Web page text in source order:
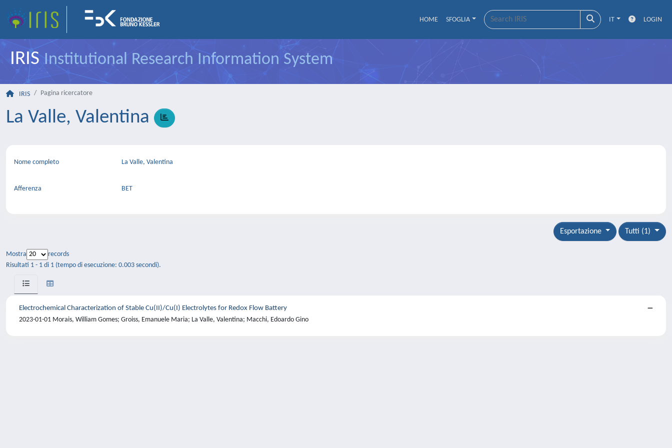
HOME SFOGLIA IT LOGIN
IRISInstitutional Research Information System
IRIS Pagina ricercatore
La Valle, Valentina
Nome completo La Valle, Valentina
Afferenza BET
Tutti (1)
Esportazione
Mostra
records
Risultati 1 - 1 di 1 (tempo di esecuzione: 0.003 secondi).
Electrochemical Characterization of Stable Cu(II)/Cu(I) Electrolytes for Redox Flow Battery
2023-01-01 Morais, William Gomes; Groiss, Emanuele Maria; La Valle, Valentina; Macchi, Edoardo Gino